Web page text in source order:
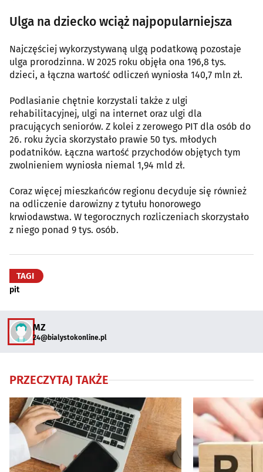
Ulga na dziecko wciąż najpopularniejsza
Najczęściej wykorzystywaną ulgą podatkową pozostaje
ulga prorodzinna. W 2025 roku objęła ona 196,8 tys.
dzieci, a łączna wartość odliczeń wyniosła 140,7 mln zł.
Podlasianie chętnie korzystali także z ulgi
rehabilitacyjnej, ulgi na internet oraz ulgi dla
pracujących seniorów. Z kolei z zerowego PIT dla osób do
26. roku życia skorzystało prawie 50 tys. młodych
podatników. Łączna wartość przychodów objętych tym
zwolnieniem wyniosła niemal 1,94 mld zł.
Coraz więcej mieszkańców regionu decyduje się również
na odliczenie darowizny z tytułu honorowego
krwiodawstwa. W tegorocznych rozliczeniach skorzystało
z niego ponad 9 tys. osób.
TAGI
pit
MZ
24@bialystokonline.pl
PRZECZYTAJ TAKŻE